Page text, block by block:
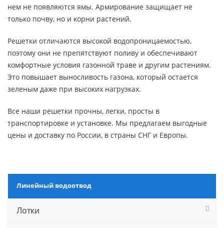
нем не появляются ямы. Армирование защищает не
только почву, но и корни растений.
Решетки отличаются высокой водопроницаемостью,
поэтому они не препятствуют поливу и обеспечивают
комфортные условия газонной траве и другим растениям.
Это повышает выносливость газона, который остается
зеленым даже при высоких нагрузках.
Все наши решетки прочны, легки, просты в
транспортировке и установке. Мы предлагаем выгодные
цены и доставку по России, в страны СНГ и Европы.
Линейный водоотвод
Лотки